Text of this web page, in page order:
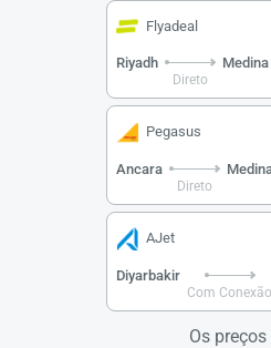
Flyadeal
Riyadh
Direto
Medina
Pegasus
Ancara
Direto
AJet
Diyarbakir
Com Conexão
Os